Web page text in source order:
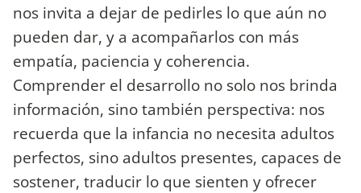
nos invita a dejar de pedirles lo que aún no
pueden dar, y a acompañarlos con más
empatía, paciencia y coherencia.
Comprender el desarrollo no solo nos brinda
información, sino también perspectiva: nos
recuerda que la infancia no necesita adultos
perfectos, sino adultos presentes, capaces de
sostener, traducir lo que sienten y ofrecer